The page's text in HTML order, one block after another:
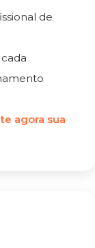
de
agora sua